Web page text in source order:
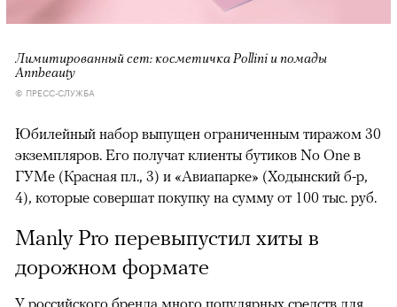
Лимитированный сет: косметичка Pollini и помады
Annbeauty
© ПРЕСС-СЛУЖБА
Юбилейный набор выпущен ограниченным тиражом 30
экземпляров. Его получат клиенты бутиков No One в
ГУМе (Красная пл., 3) и «Авиапарке» (Ходынский б-р,
4), которые совершат покупку на сумму от 100 тыс. руб.
Manly Pro перевыпустил хиты в
дорожном формате